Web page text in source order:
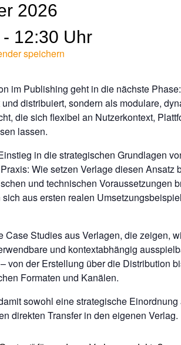
2026
12:30 Uhr
speichern
im Publishing geht in die nächste
distribuiert, sondern als modulare,
die sich flexibel an Nutzerkontext,
lassen.
in die strategischen Grundlagen
Wie setzen Verlage diesen Ansatz
und technischen Voraussetzungen
aus ersten realen
Case Studies aus Verlagen, die zeigen,
und kontextabhängig
von der Erstellung über die Distribution
Formaten und Kanälen.
sowohl eine strategische Einordnung
direkten Transfer in den eigenen Verlag.